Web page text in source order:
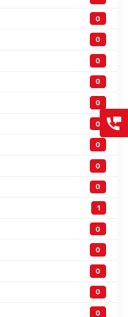
0
0
0
0
0
0
0
0
0
1
0
0
0
0
0